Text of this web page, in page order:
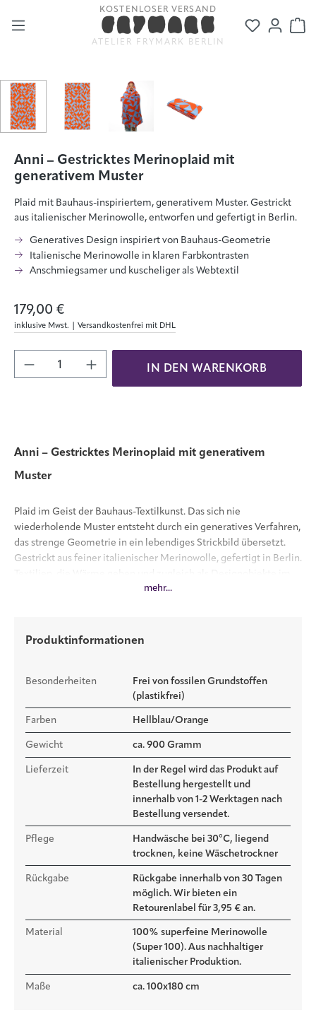
Zum Hauptinhalt springenKOSTENLOSER VERSAND
ATELIER FRYMARK BERLIN
Du hast 0
Anni – Gestricktes Merinoplaid mit
generativem Muster
Plaid mit Bauhaus-inspiriertem, generativem Muster. Gestrickt
aus italienischer Merinowolle, entworfen und gefertigt in Berlin.
Generatives Design inspiriert von Bauhaus-Geometrie
Italienische Merinowolle in klaren Farbkontrasten
Anschmiegsamer und kuscheliger als Webtextil
179,00 €
inklusive Mwst. | Versandkostenfrei mit DHL
Produkt Anzahl: Gib den gewünschten
IN DEN WARENKORB
Anni – Gestricktes Merinoplaid mit generativem
Muster
Plaid im Geist der Bauhaus-Textilkunst. Das sich nie
wiederholende Muster entsteht durch ein generatives Verfahren,
das strenge Geometrie in ein lebendiges Strickbild übersetzt.
Gestrickt aus feiner italienischer Merinowolle, gefertigt in Berlin.
perfekt der Körperform an. Das besondere Jacquard-Verfahren
ihnen entstehen feine Hohlräume, die Wärme speichern und für
ein besonders kuscheliges Gefühl sorgen.
mehr...
Produktinformationen
Besonderheiten
Frei von fossilen Grundstoffen
(plastikfrei)
Farben Hellblau/Orange
Gewicht ca. 900 Gramm
Lieferzeit
In der Regel wird das Produkt auf
Bestellung hergestellt und
innerhalb von 1-2 Werktagen nach
Bestellung versendet.
Pflege
Handwäsche bei 30°C, liegend
trocknen, keine Wäschetrockner
Rückgabe
Rückgabe innerhalb von 30 Tagen
möglich. Wir bieten ein
Retourenlabel für 3,95 € an.
Material
100% superfeine Merinowolle
(Super 100). Aus nachhaltiger
italienischer Produktion.
Maße ca. 100x180 cm